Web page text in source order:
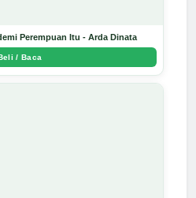
Perempuan Itu - Arda Dinata
Beli / Baca